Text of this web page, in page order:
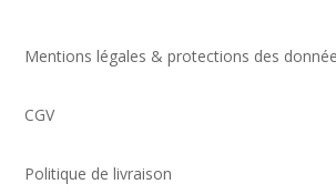
Mentions légales & protections des
CGV
Politique de livraison